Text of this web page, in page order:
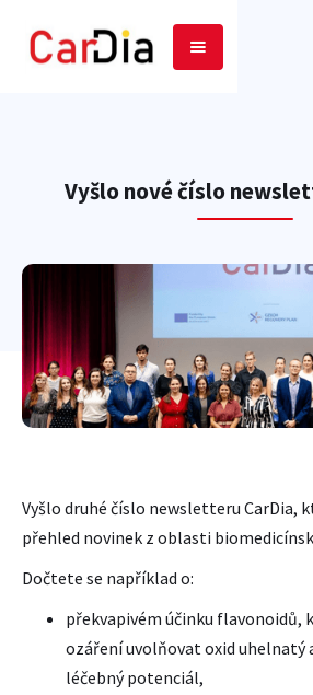
Vyšlo nové číslo
Vyšlo druhé číslo newsletteru CarDia,
přehled novinek z oblasti
Dočtete se například o:
překvapivém účinku flavonoidů,
ozáření uvolňovat oxid uhelnatý
léčebný potenciál,